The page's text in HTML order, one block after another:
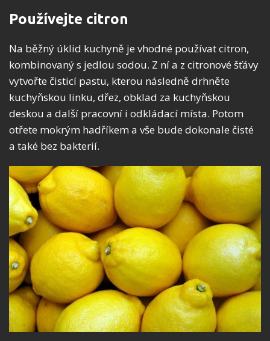
Používejte citron
Na běžný úklid kuchyně je vhodné používat citron,
kombinovaný s jedlou sodou. Z ní a z citronové šťávy
vytvořte čisticí pastu, kterou následně drhněte
kuchyňskou linku, dřez, obklad za kuchyňskou
deskou a další pracovní i odkládací místa. Potom
otřete mokrým hadříkem a vše bude dokonale čisté
a také bez bakterií.